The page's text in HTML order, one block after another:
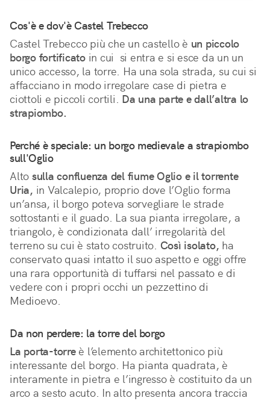
Cos'è e dov'è Castel Trebecco
Castel Trebecco più che un castello è un piccolo
borgo fortificato in cui  si entra e si esce da un un
unico accesso, la torre. Ha una sola strada, su cui si
affacciano in modo irregolare case di pietra e
ciottoli e piccoli cortili. Da una parte e dall’altra lo
strapiombo.
Perché è speciale: un borgo medievale a strapiombo
sull'Oglio
Alto sulla confluenza del fiume Oglio e il torrente
Uria, in Valcalepio, proprio dove l’Oglio forma
un’ansa, il borgo poteva sorvegliare le strade
sottostanti e il guado. La sua pianta irregolare, a
triangolo, è condizionata dall’ irregolarità del
terreno su cui è stato costruito. Così isolato, ha
conservato quasi intatto il suo aspetto e oggi offre
una rara opportunità di tuffarsi nel passato e di
vedere con i propri occhi un pezzettino di
Medioevo.
Da non perdere: la torre del borgo
La porta-torreè l’elemento architettonico più
interessante del borgo. Ha pianta quadrata, è
interamente in pietra e l’ingresso è costituito da un
arco a sesto acuto. In alto presenta ancora traccia